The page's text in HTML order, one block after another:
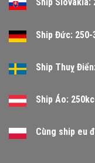
Ship Slovakia:
Ship Đức:
Ship Thuỵ
Ship Áo:
Cùng ship eu